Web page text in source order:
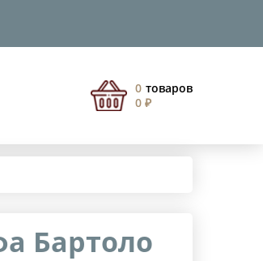
0 товаров
0 ₽
Бартоло